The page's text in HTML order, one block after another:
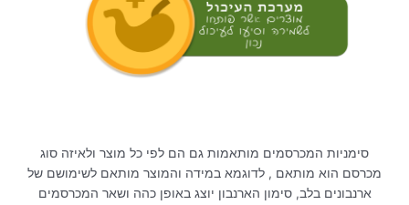
סימניות המכרסמים מותאמות גם הם לפי כל מוצר ולאיזה סוג
מכרסם הוא מותאם , לדוגמא במידה והמוצר מותאם לשימושם של
ארנבונים בלב, סימון הארנבון יוצג באופן כהה ושאר המכרסמים